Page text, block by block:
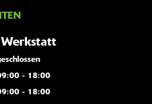
- 18:00
- 18:00